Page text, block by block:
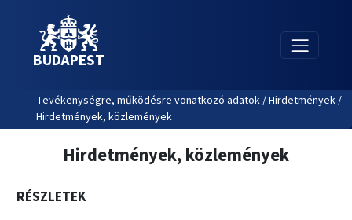
BUDAPEST
Tevékenységre, működésre vonatkozó adatok / Hirdetmények /
Hirdetmények, közlemények
Hirdetmények, közlemények
RÉSZLETEK